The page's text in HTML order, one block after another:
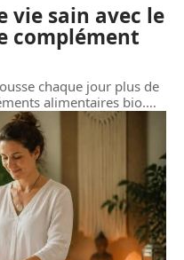
vie sain avec le
complément
chaque jour plus de
alimentaires bio.…